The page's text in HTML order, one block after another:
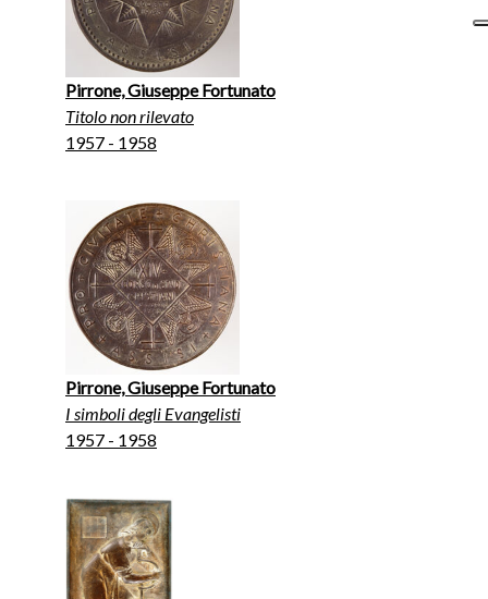
Pirrone, Giuseppe Fortunato
Titolo non rilevato
1957 - 1958
Pirrone, Giuseppe Fortunato
I simboli degli Evangelisti
1957 - 1958